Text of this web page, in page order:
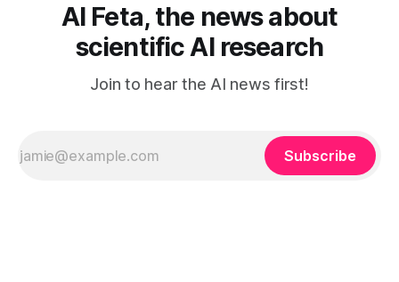
AI Feta, the news about
scientific AI research
Join to hear the AI news first!
Subscribe